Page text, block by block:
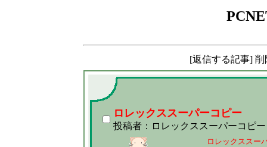
[返信する記事]
ロレックススーパーコピー
投稿者：ロレックススーパーコピー
ロレックスス